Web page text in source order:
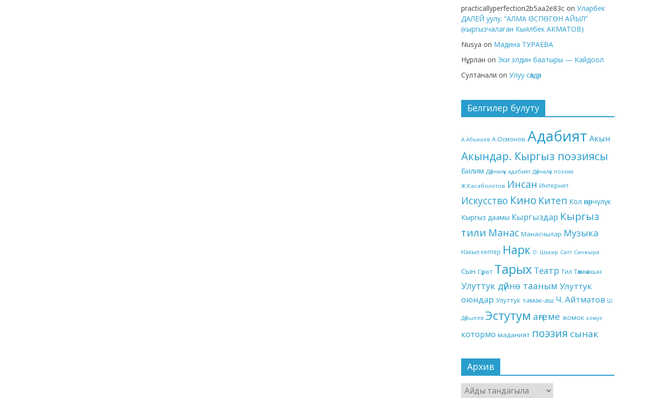
practicallyperfection2b5aa2e83c on Уларбек
ДАЛЕЙ уулу. “АЛМА ӨСПӨГӨН АЙЫЛ”
(кыргызчалаган Кыялбек АКМАТОВ)
Nusya on Мадина ТУРАЕВА
Нұрлан on Эки элдин баатыры — Кайдоол
Султанали on Улуу сөздөр
Белгилер булуту
А.Абыкаев А.Осмонов Адабият Акын
Акындар. Кыргыз поэзиясы
Билим Дүйнөлүк адабият Дүйнөлүк поэзия
Ж.Касаболотов Инсан Интернет
Искусство Кино Китеп Кол өнөрчүлүк
Кыргыз даамы Кыргыздар Кыргыз
тили Манас Манасчылар Музыка
Накыл кептер Нарк О. Шакир Салт Санжыра
Сын Сүрөт Тарых Театр Тил Төкмө акын
Улуттук дүйнө тааным Улуттук
оюндар Улуттук тамак-аш Ч. Айтматов Ш.
Дүйшеев Эстутум аңгеме жомок комуз
котормо маданият поэзия сынак
Архив
Архив